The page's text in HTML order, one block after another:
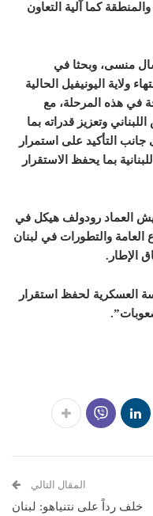
كما آلية التعاون
منسى، وبحثا في
ولاية اليونيفيل الحالية
في هذه المرحلة، مع
وتعزيز قدراته بما
جانب التأكيد على استمرار
بما يحفظ الاستقرار
العماد رودولف هيكل في
العامة والتطورات في لبنان
الإطار.
العسكرية لحفظ استقرار
المقال التالي
خلف رداً على نتنياهو: لبنان